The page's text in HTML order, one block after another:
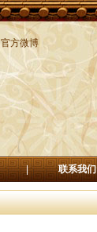
官方微博
| 联系我们